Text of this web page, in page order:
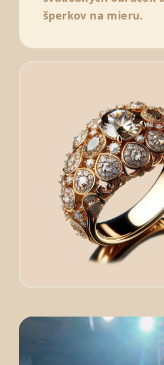
šperkov na mieru.